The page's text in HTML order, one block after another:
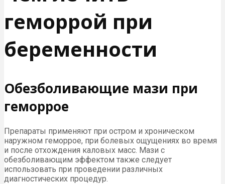
геморрой при
беременности
Обезболивающие мази при
геморрое
Препараты применяют при остром и хроническом
наружном геморрое, при болевых ощущениях во время
и после отхождения каловых масс. Мази с
обезболивающим эффектом также следует
использовать при проведении различных
диагностических процедур.